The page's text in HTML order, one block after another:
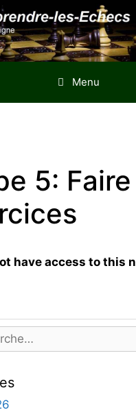
Menu
5:
have access to this